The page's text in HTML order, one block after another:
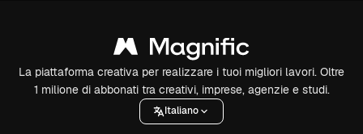
La piattaforma creativa per realizzare i tuoi migliori lavori. Oltre
1 milione di abbonati tra creativi, imprese, agenzie e studi.
Italiano